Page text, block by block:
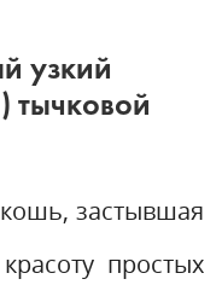
узкий
тычковой
застывшая
простых